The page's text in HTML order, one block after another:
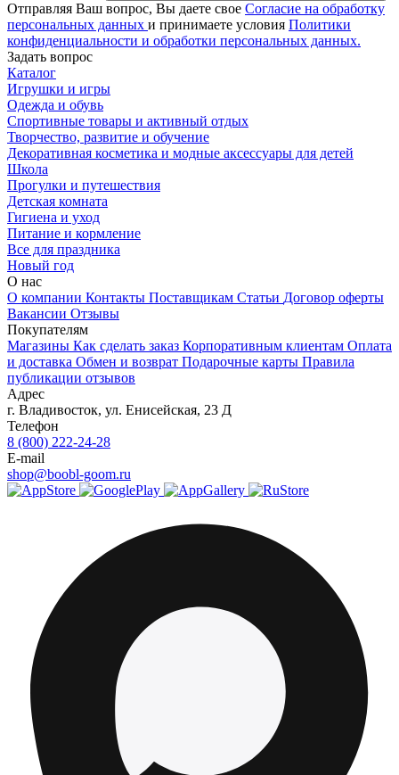
Отправляя Ваш вопрос, Вы даете свое Согласие на обработку
персональных данных и принимаете условия Политики
конфиденциальности и обработки персональных данных.
Задать вопрос
Каталог
Игрушки и игры
Одежда и обувь
Спортивные товары и активный отдых
Творчество, развитие и обучение
Декоративная косметика и модные аксессуары для детей
Школа
Прогулки и путешествия
Детская комната
Гигиена и уход
Питание и кормление
Все для праздника
Новый год
О нас
О компании Контакты Поставщикам Статьи Договор оферты
Вакансии Отзывы
Покупателям
Магазины Как сделать заказ Корпоративным клиентам Оплата
и доставка Обмен и возврат Подарочные карты Правила
публикации отзывов
Адрес
г. Владивосток, ул. Енисейская, 23 Д
Телефон
8 (800) 222-24-28
E-mail
shop@boobl-goom.ru